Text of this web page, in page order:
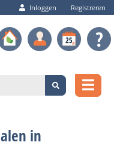
Inloggen Registreren
in